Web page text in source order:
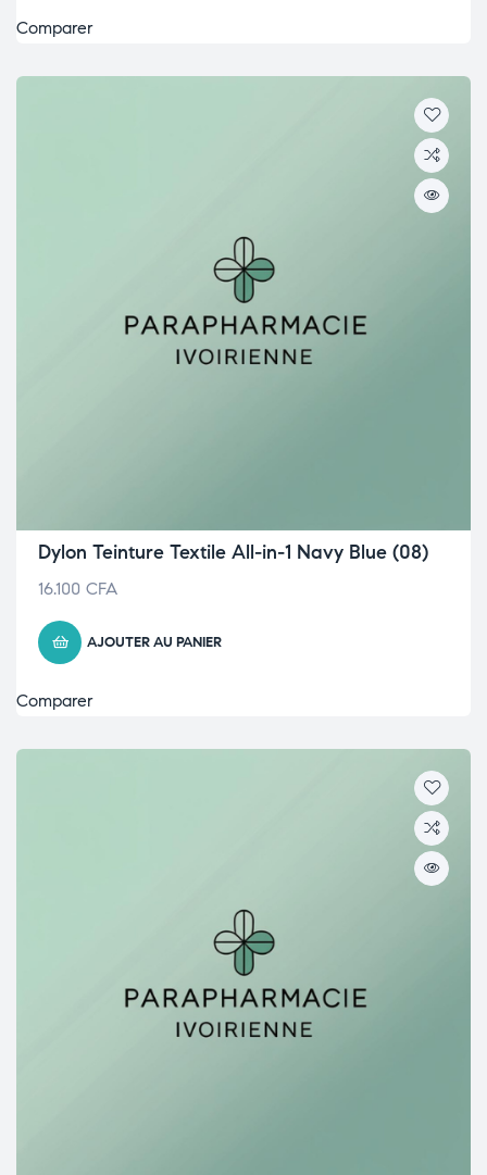
Comparer
Dylon Teinture Textile All-in-1 Navy Blue (08)
16.100 CFA
AJOUTER AU PANIER
Comparer